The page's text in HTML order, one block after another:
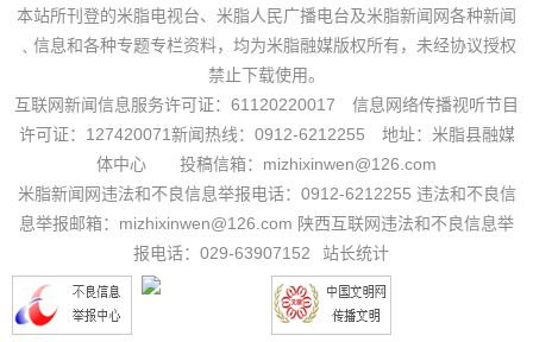
本站所刊登的米脂电视台、米脂人民广播电台及米脂新闻网各种新闻
﹑信息和各种专题专栏资料，均为米脂融媒版权所有，未经协议授权
禁止下载使用。
互联网新闻信息服务许可证：61120220017 信息网络传播视听节目
许可证：127420071新闻热线：0912-6212255 地址：米脂县融媒
体中心 投稿信箱：mizhixinwen@126.com
米脂新闻网违法和不良信息举报电话：0912-6212255 违法和不良信
息举报邮箱：mizhixinwen@126.com 陕西互联网违法和不良信息举
报电话：029-63907152
站长统计